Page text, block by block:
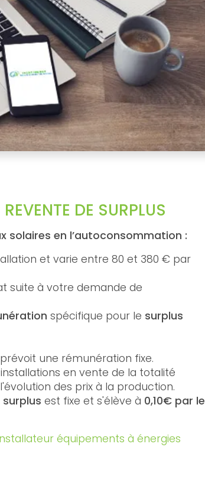
DE SURPLUS
solaires en l’autoconsommation :
et varie entre 80 et 380 € par
suite à votre demande de
spécifique pour le surplus
une rémunération fixe.
en vente de la totalité
des prix à la production.
est fixe et s'élève à 0,10€ par le
équipements à énergies